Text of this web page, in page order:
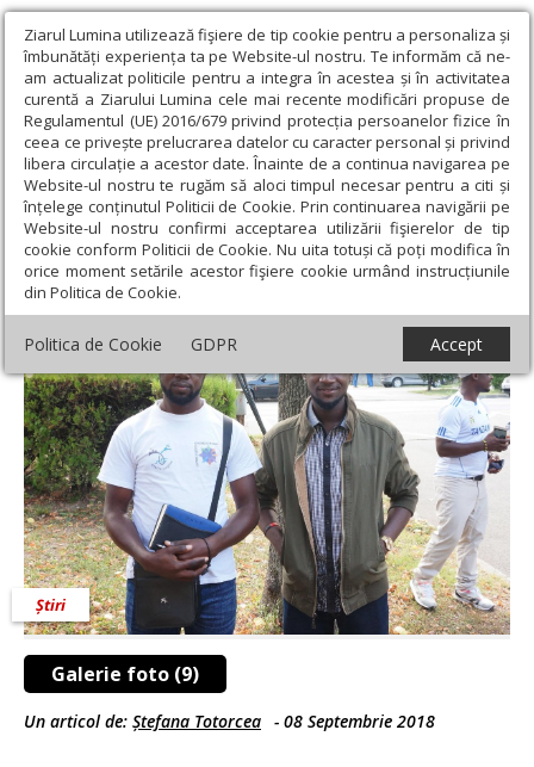
Ziarul Lumina utilizează fişiere de tip cookie pentru a personaliza și
îmbunătăți experiența ta pe Website-ul nostru. Te informăm că ne-
am actualizat politicile pentru a integra în acestea și în activitatea
curentă a Ziarului Lumina cele mai recente modificări propuse de
Regulamentul (UE) 2016/679 privind protecția persoanelor fizice în
ceea ce privește prelucrarea datelor cu caracter personal și privind
libera circulație a acestor date. Înainte de a continua navigarea pe
Website-ul nostru te rugăm să aloci timpul necesar pentru a citi și
înțelege conținutul Politicii de Cookie. Prin continuarea navigării pe
Website-ul nostru confirmi acceptarea utilizării fişierelor de tip
cookie conform Politicii de Cookie. Nu uita totuși că poți modifica în
orice moment setările acestor fişiere cookie urmând instrucțiunile
din Politica de Cookie.
Politica de Cookie GDPR Accept
Ziarul Lumina › Actualitate religioasă › Știri › „Sunt mândru că
sunt creștin”
„Sunt mândru că sunt creștin”
Galerie foto (9)
Știri
Un articol de: Ștefana Totorcea - 08 Septembrie 2018